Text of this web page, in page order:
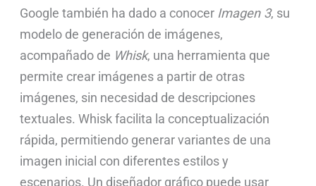
Google también ha dado a conocer Imagen 3, su
modelo de generación de imágenes,
acompañado de Whisk, una herramienta que
permite crear imágenes a partir de otras
imágenes, sin necesidad de descripciones
textuales. Whisk facilita la conceptualización
rápida, permitiendo generar variantes de una
imagen inicial con diferentes estilos y
escenarios. Un diseñador gráfico puede usar